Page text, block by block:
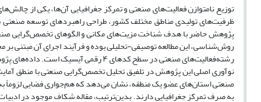
توزیع نامتوازن فعالیتهای صنعتی و تمرکز جغرافیایی آنها، یکی از چالش
ظرفیتهای تولیدی مناطق مختلف کشور، طراحی راهبردهای توسعه
پژوهش حاضر با هدف شناخت مزیتهای مکانی و الگوهای تخصصگرایی
روششناسی، این مطالعه توصیفی-تحلیلی بوده و فرآیند اجرای آن
رشتهفعالیتهای صنعتی در سطح کدهای ۴ رقمی آیسیک است. داده های
نوآوری اصلی این پژوهش در تلفیق تحلیل تخصصگرایی صنعتی با منطق
صنعتی استانهای عضو یک منطقه، نشان میدهد که همجواری فضایی لزوماً
به صرف تمرکز جغرافیایی دارند. بدینترتیب، مقاله شکاف موجود در